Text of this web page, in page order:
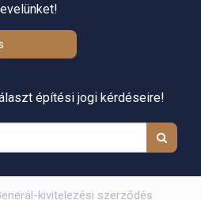
építési jogi kérdéseire!
kivitelezési szerződés